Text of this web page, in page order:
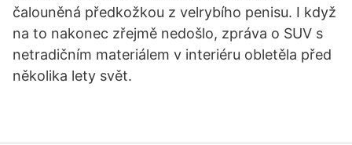
čalouněná předkožkou z velrybího penisu. I když
na to nakonec zřejmě nedošlo, zpráva o SUV s
netradičním materiálem v interiéru obletěla před
několika lety svět.